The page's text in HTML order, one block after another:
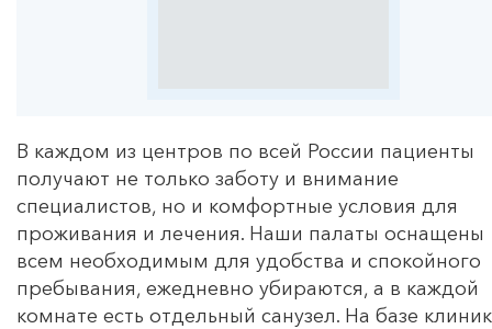
В каждом из центров по всей России пациенты
получают не только заботу и внимание
специалистов, но и комфортные условия для
проживания и лечения. Наши палаты оснащены
всем необходимым для удобства и спокойного
пребывания, ежедневно убираются, а в каждой
комнате есть отдельный санузел. На базе